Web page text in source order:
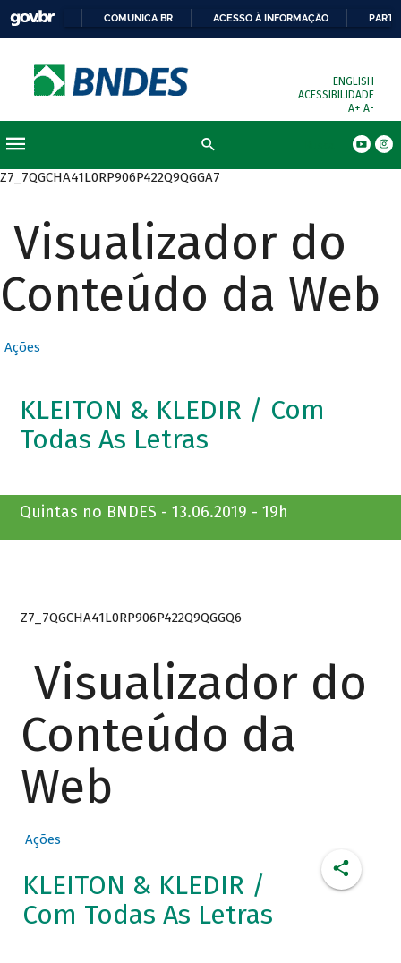
COMUNICA BR ACESSO À INFORMAÇÃO
ENGLISH
ACESSIBILIDADE
A+ A-
Z7_7QGCHA41L0RP906P422Q9QGGA7
Visualizador do
Conteúdo da Web
Ações
KLEITON & KLEDIR / Com
Todas As Letras
Quintas no BNDES - 13.06.2019 - 19h
Z7_7QGCHA41L0RP906P422Q9QGGQ6
Visualizador do
Conteúdo da
Web
Ações
KLEITON & KLEDIR /
Com Todas As Letras